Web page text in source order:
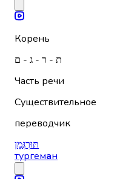
Корень
ת - ר - ג - ם
Часть речи
Существительное
переводчик
תּוּרְגְּמָן
тургеман